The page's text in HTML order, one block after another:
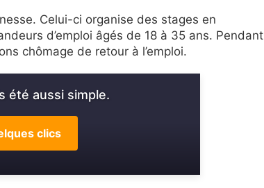
Celui-ci organise des stages en
d’emploi âgés de 18 à 35 ans. Pendant
chômage de retour à l’emploi.
été aussi simple.
clics